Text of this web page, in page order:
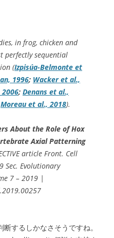
in frog, chicken and
perfectly sequential
(Izpisúa-Belmonte et
1996; Wacker et al.,
; Denans et al.,
Moreau et al., 2018).
About the Role of Hox
Axial Patterning
article Front. Cell
Sec. Evolutionary
7 – 2019 |
するしかなさそうですね。